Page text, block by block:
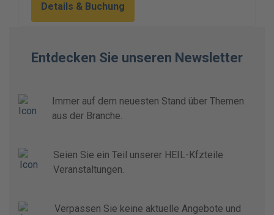
Details & Buchung
Entdecken Sie unseren Newsletter
Immer auf dem neuesten Stand über Themen
aus der Branche.
Seien Sie ein Teil unserer HEIL-Kfzteile
Veranstaltungen.
Verpassen Sie keine aktuelle Angebote und